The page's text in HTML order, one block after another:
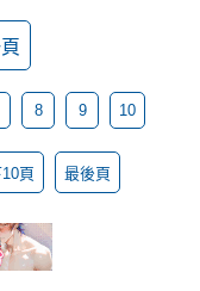
8 9 10
頁 最後頁